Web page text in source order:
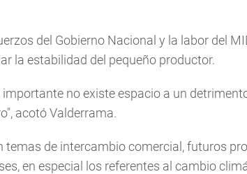
del Gobierno Nacional y la labor del
la estabilidad del pequeño productor.
no existe espacio a un
acotó Valderrama.
temas de intercambio comercial, futuros
en especial los referentes al cambio